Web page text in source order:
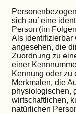
sich auf eine
Person (im
Als identifizierbar
angesehen, die
Zuordnung zu
einer
Kennung oder zu
Merkmalen, die
physiologischen,
wirtschaftlichen,
natürlichen